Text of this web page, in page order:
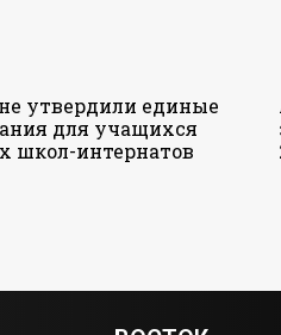
утвердили единые
для учащихся
школ-интернатов